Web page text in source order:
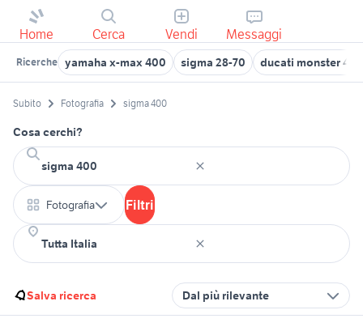
Home Cerca Vendi Messaggi
Ricerche yamaha x-max 400 sigma 28-70 ducati monster
Subito Fotografia sigma 400
Cosa cerchi?
Fotografia Filtri
Salva ricerca Dal più rilevante